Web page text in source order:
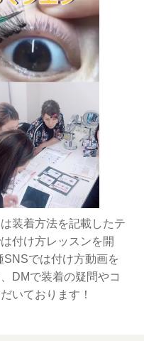
装着方法を記載したテ
付け方レッスンを開
SNSでは付け方動画を
DMで装着の疑問やコ
いております！